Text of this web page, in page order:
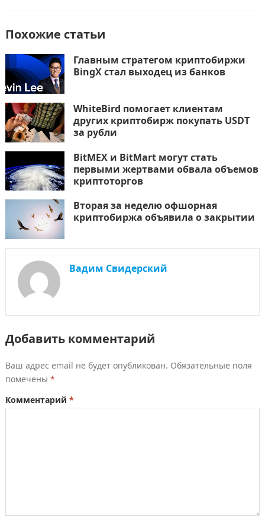
Похожие статьи
Главным стратегом криптобиржи
BingX стал выходец из банков
WhiteBird помогает клиентам
других криптобирж покупать USDT
за рубли
BitMEX и BitMart могут стать
первыми жертвами обвала объемов
криптоторгов
Вторая за неделю офшорная
криптобиржа объявила о закрытии
Вадим Свидерский
Добавить комментарий
Ваш адрес email не будет опубликован. Обязательные поля
помечены *
Комментарий *